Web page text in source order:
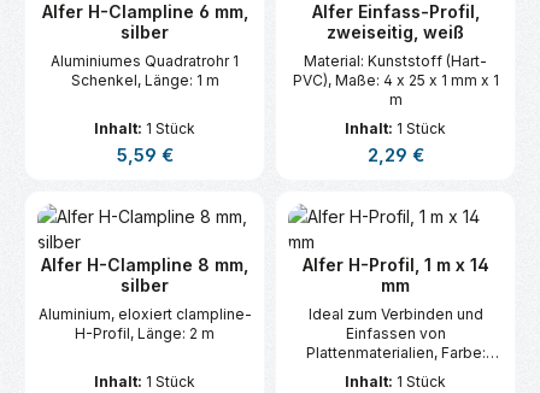
Alfer H-Clampline 6 mm,
silber
Aluminiumes Quadratrohr 1
Schenkel, Länge: 1 m
Inhalt: 1 Stück
Regulärer Preis:
5,59 €
Alfer Einfass-Profil,
zweiseitig, weiß
Material: Kunststoff (Hart-
PVC), Maße: 4 x 25 x 1 mm x 1
m
Inhalt: 1 Stück
Regulärer Preis:
2,29 €
Alfer H-Clampline 8 mm,
silber
Aluminium, eloxiert clampline-
H-Profil, Länge: 2 m
Inhalt: 1 Stück
Alfer H-Profil, 1 m x 14
mm
Ideal zum Verbinden und
Einfassen von
Plattenmaterialien, Farbe:
silber
Inhalt: 1 Stück